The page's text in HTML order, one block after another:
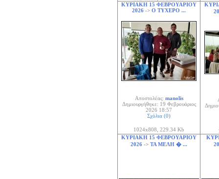
ΚΥΡΙΑΚΗ 15 ΦΕΒΡΟΥΑΡΙΟΥ
2026 -> Ο ΤΥΧΕΡΟ ...
Αποστολέας: manolis
Δημιουργήθηκε: 19 Φεβρουάριος
2026 18:57
Σχόλια (0)
1024x808, 229.34 Kb
ΚΥΡΙΑΚΗ 15 ΦΕΒΡΟΥΑΡΙΟΥ
2026 -> ΤΑ ΜΕΛΗ � ...